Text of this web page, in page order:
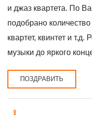
и джаз квартета. По
подобрано
квартет, квинтет и т.д.
музыки до яркого
ПОЗДРАВИТЬ